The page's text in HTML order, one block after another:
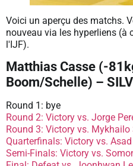
Voici un aperçu des matchs.
nouveau via les hyperliens (à
l'IJF).
Matthias Casse (-
Boom/Schelle) –
Round 1: bye
Round 2: Victory vs. Jorge
Round 3: Victory vs. Mykhailo
Quarterfinals: Victory vs.
Semi-Finals: Victory vs.